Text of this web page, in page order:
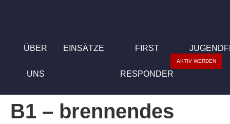
ÜBER
UNS
EINSÄTZE FIRST
RESPONDER
AKTIV WERDEN
B1 – brennendes